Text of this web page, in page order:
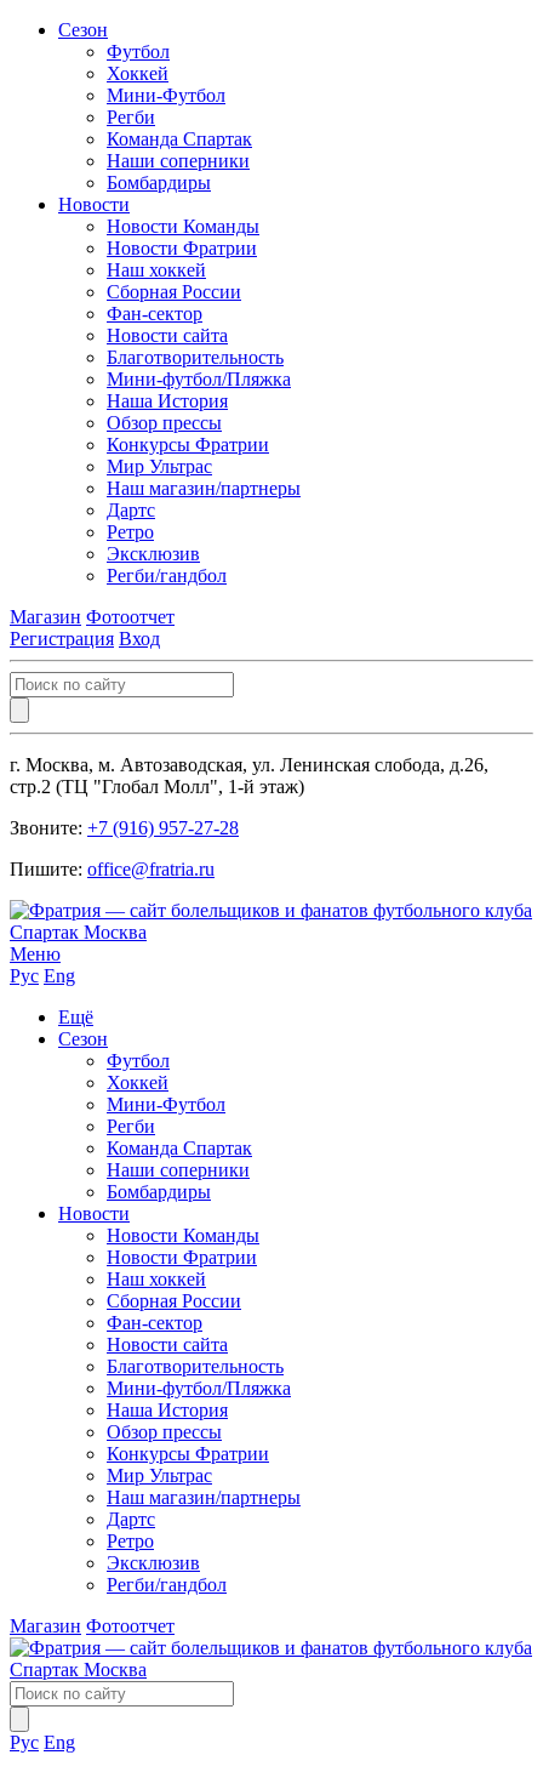
Сезон
Футбол
Хоккей
Мини-Футбол
Регби
Команда Спартак
Наши соперники
Бомбардиры
Новости
Новости Команды
Новости Фратрии
Наш хоккей
Сборная России
Фан-cектор
Новости сайта
Благотворительность
Мини-футбол/Пляжка
Наша История
Обзор прессы
Конкурсы Фратрии
Мир Ультрас
Наш магазин/партнеры
Дартс
Ретро
Эксклюзив
Регби/гандбол
Магазин Фотоотчет
Регистрация Вход
г. Москва, м. Автозаводская, ул. Ленинская слобода, д.26,
стр.2 (ТЦ "Глобал Молл", 1-й этаж)
Звоните: +7 (916) 957-27-28
Пишите: office@fratria.ru
Меню
Рус Eng
Ещё
Сезон
Футбол
Хоккей
Мини-Футбол
Регби
Команда Спартак
Наши соперники
Бомбардиры
Новости
Новости Команды
Новости Фратрии
Наш хоккей
Сборная России
Фан-cектор
Новости сайта
Благотворительность
Мини-футбол/Пляжка
Наша История
Обзор прессы
Конкурсы Фратрии
Мир Ультрас
Наш магазин/партнеры
Дартс
Ретро
Эксклюзив
Регби/гандбол
Магазин Фотоотчет
Рус Eng